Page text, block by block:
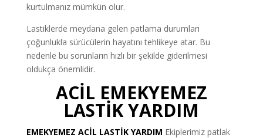
kurtulmanız mümkün olur.
Lastiklerde meydana gelen patlama durumları
çoğunlukla sürücülerin hayatını tehlikeye atar. Bu
nedenle bu sorunların hızlı bir şekilde giderilmesi
oldukça önemlidir.
ACİL EMEKYEMEZ
LASTİK YARDIM
EMEKYEMEZ ACİL LASTİK YARDIM Ekiplerimiz patlak